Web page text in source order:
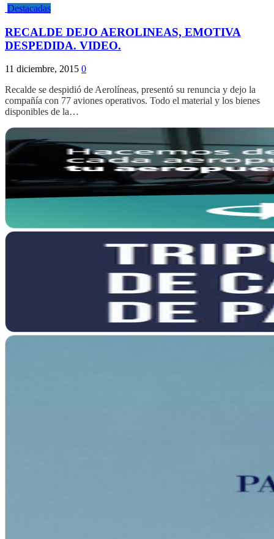
Destacadas
RECALDE DEJO AEROLINEAS, EMOTIVA
DESPEDIDA. VIDEO.
11 diciembre, 2015 0
Recalde se despidió de Aerolíneas, presentó su renuncia y dejo la
compañía con 77 aviones operativos. Todo el material y los bienes
disponibles de la…